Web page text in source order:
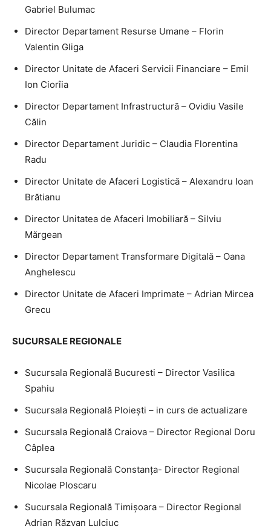
Gabriel Bulumac
Director Departament Resurse Umane – Florin
Valentin Gliga
Director Unitate de Afaceri Servicii Financiare – Emil
Ion Ciorîia
Director Departament Infrastructură – Ovidiu Vasile
Călin
Director Departament Juridic – Claudia Florentina
Radu
Director Unitate de Afaceri Logistică – Alexandru Ioan
Brătianu
Director Unitatea de Afaceri Imobiliară – Silviu
Mărgean
Director Departament Transformare Digitală – Oana
Anghelescu
Director Unitate de Afaceri Imprimate – Adrian Mircea
Grecu
SUCURSALE REGIONALE
Sucursala Regională Bucuresti – Director Vasilica
Spahiu
Sucursala Regională Ploieşti – in curs de actualizare
Sucursala Regională Craiova – Director Regional Doru
Câplea
Sucursala Regională Constanţa- Director Regional
Nicolae Ploscaru
Sucursala Regională Timişoara – Director Regional
Adrian Răzvan Lulciuc